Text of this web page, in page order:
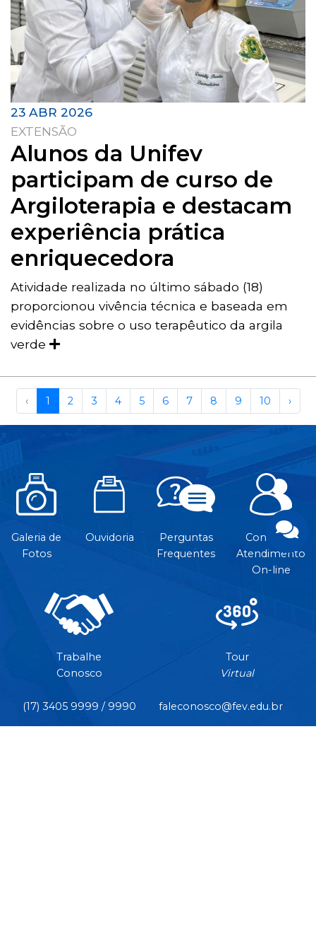
23 ABR 2026
EXTENSÃO
Alunos da Unifev
participam de curso de
Argiloterapia e destacam
experiência prática
enriquecedora
Atividade realizada no último sábado (18)
proporcionou vivência técnica e baseada em
evidências sobre o uso terapêutico da argila
verde
‹ 1 2 3 4 5 6 7 8 9 10 ›
Galeria de
Fotos
Ouvidoria
Perguntas
Frequentes
Contato e
Atendimento
On-line
Trabalhe
Conosco
Tour
Virtual
(17) 3405 9999 / 9990 faleconosco@fev.edu.br